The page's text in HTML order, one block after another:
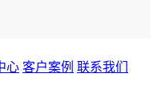
心 客户案例 联系我们